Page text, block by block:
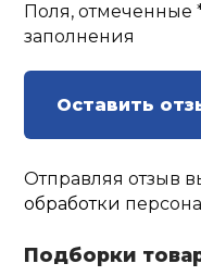
Поля, отмеченные
заполнения
Оставить
Отправляя отзыв
обработки
Подборки